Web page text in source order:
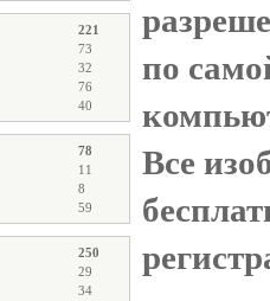
221
73
32
76
40
78
11
8
59
250
29
34
по
Все